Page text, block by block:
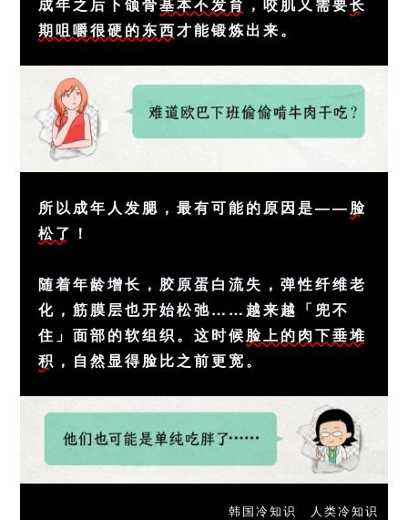
成年之后下颌骨基本不发育 ，咬肌又需要长
期咀嚼很硬的东西才能锻炼出来。
所以成年人发腮，最有可能的原因是——脸
松了 ！
随着年龄增长，胶原蛋白流失，弹性纤维老
化，筋膜层也开始松弛……越来越「兜不
住」面部的软组织。这时候脸上的肉下垂堆
积 ，自然显得脸比之前更宽。
韩国冷知识 人类冷知识